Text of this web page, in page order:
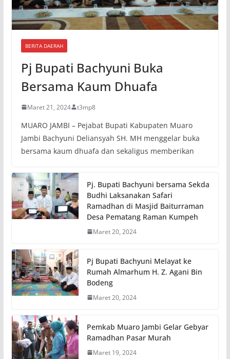
BERITA DAERAH
Pj Bupati Bachyuni Buka
Bersama Kaum Dhuafa
Maret 21, 2024 t3mp8
MUARO JAMBI – Pejabat Bupati Kabupaten Muaro
Jambi Bachyuni Deliansyah SH. MH menggelar buka
bersama kaum dhuafa dan sekaligus memberikan
Pj. Bupati Bachyuni bersama Sekda
Budhi Laksanakan Safari
Ramadhan di Masjid Baiturraman
Desa Pematang Raman Kumpeh
Maret 20, 2024
Pj Bupati Bachyuni Melayat ke
Rumah Almarhum H. Z. Agani Bin
Bodeng
Maret 20, 2024
Pemkab Muaro Jambi Gelar Gebyar
Ramadhan Pasar Murah
Maret 19, 2024